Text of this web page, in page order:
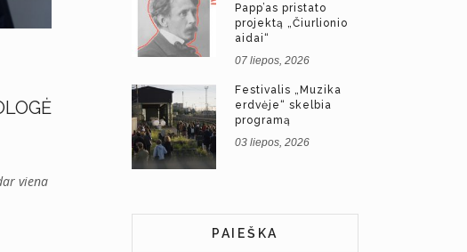
viena
Papp’as pristato
projektą „Čiurlionio
aidai“
07 liepos, 2026
Festivalis „Muzika
erdvėje“ skelbia
programą
03 liepos, 2026
PAIEŠKA